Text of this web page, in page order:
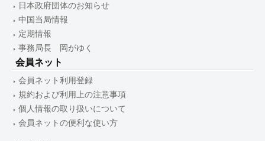
日本政府団体のお知らせ
中国当局情報
定期情報
事務局長 岡がゆく
会員ネット
会員ネット利用登録
規約および利用上の注意事項
個人情報の取り扱いについて
会員ネットの便利な使い方